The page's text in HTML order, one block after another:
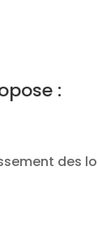
:
des